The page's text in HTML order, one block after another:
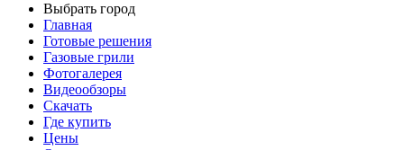
Выбрать город
Главная
Готовые решения
Газовые грили
Фотогалерея
Видеообзоры
Скачать
Где купить
Цены